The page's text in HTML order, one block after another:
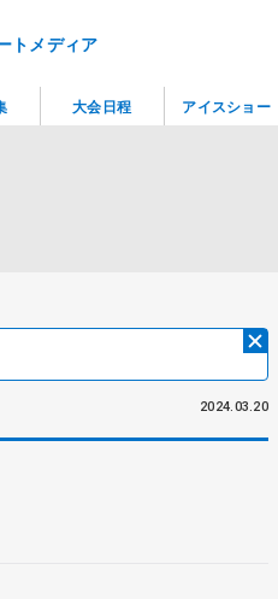
トメディア
2024.03.20
大会日程 アイスショー